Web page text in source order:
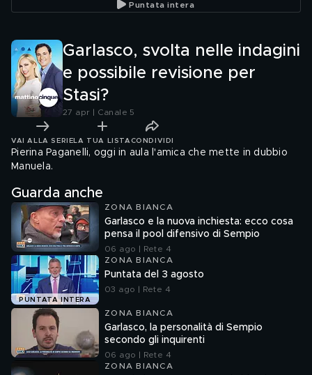
Puntata intera
Garlasco, svolta nelle indagini
e possibile revisione per
Stasi?
27 apr | Canale 5
VAI ALLA SERIE LA TUA LISTA CONDIVIDI
Pierina Paganelli, oggi in aula l'amica che mette in dubbio
Manuela.
Guarda anche
ZONA BIANCA
Garlasco e la nuova inchiesta: ecco cosa
pensa il pool difensivo di Sempio
06 ago | Rete 4
PUNTATA INTERA
ZONA BIANCA
Puntata del 3 agosto
03 ago | Rete 4
ZONA BIANCA
Garlasco, la personalità di Sempio
secondo gli inquirenti
06 ago | Rete 4
ZONA BIANCA